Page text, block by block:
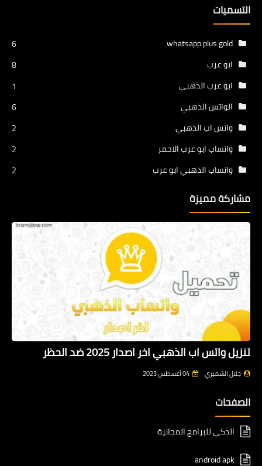
التسميات
whatsapp plus gold
6
ابو عرب
8
ابو عرب الذهبي
1
الواتس الذهبي
6
واتس اب الذهبي
2
واتساب ابو عرب الاحمر
2
واتساب الذهبي ابو عرب
2
مشاركة مميزة
تنزيل واتس اب الذهبي اخر اصدار 2025 ضد الحظر
جلال الشميري 04 أغسطس 2023
الصفحات
الذكي للبرامج المجانية
android apk